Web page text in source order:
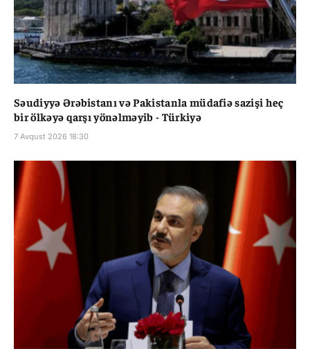
Səudiyyə Ərəbistanı və Pakistanla müdafiə sazişi heç
bir ölkəyə qarşı yönəlməyib - Türkiyə
7 Avqust 2026 18:30